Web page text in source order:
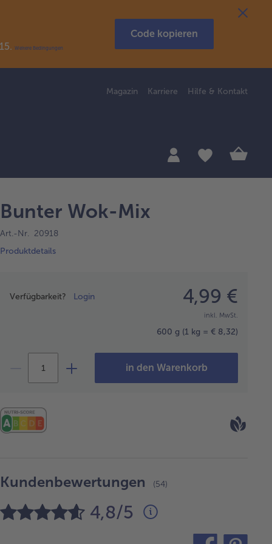
Weitere Bedingungen
Code kopieren
Magazin Karriere Hilfe & Kontakt
Bunter Wok-Mix
Art.-Nr. 20918
Produktdetails
Verfügbarkeit? Login 4,99 €
inkl. MwSt.
600 g (1 kg = € 8,32)
in den Warenkorb
Kundenbewertungen (54)
4,8/5
teilen